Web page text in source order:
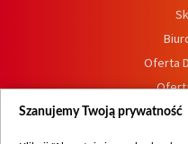
Oferta
Szanujemy Twoją prywatność